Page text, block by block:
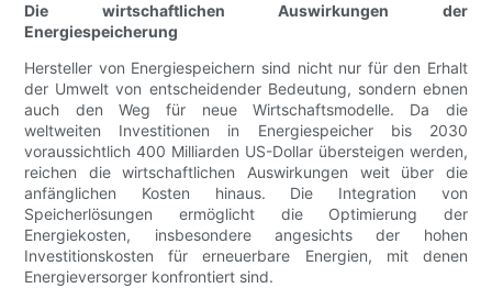
Die wirtschaftlichen Auswirkungen der
Energiespeicherung
Hersteller von Energiespeichern sind nicht nur für den Erhalt
der Umwelt von entscheidender Bedeutung, sondern ebnen
auch den Weg für neue Wirtschaftsmodelle. Da die
weltweiten Investitionen in Energiespeicher bis 2030
voraussichtlich 400 Milliarden US-Dollar übersteigen werden,
reichen die wirtschaftlichen Auswirkungen weit über die
anfänglichen Kosten hinaus. Die Integration von
Speicherlösungen ermöglicht die Optimierung der
Energiekosten, insbesondere angesichts der hohen
Investitionskosten für erneuerbare Energien, mit denen
Energieversorger konfrontiert sind.